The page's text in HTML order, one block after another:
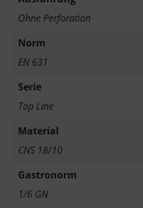
Ohne Perforation
Norm
EN 631
Serie
Top Line
Material
CNS 18/10
Gastronorm
1/6 GN